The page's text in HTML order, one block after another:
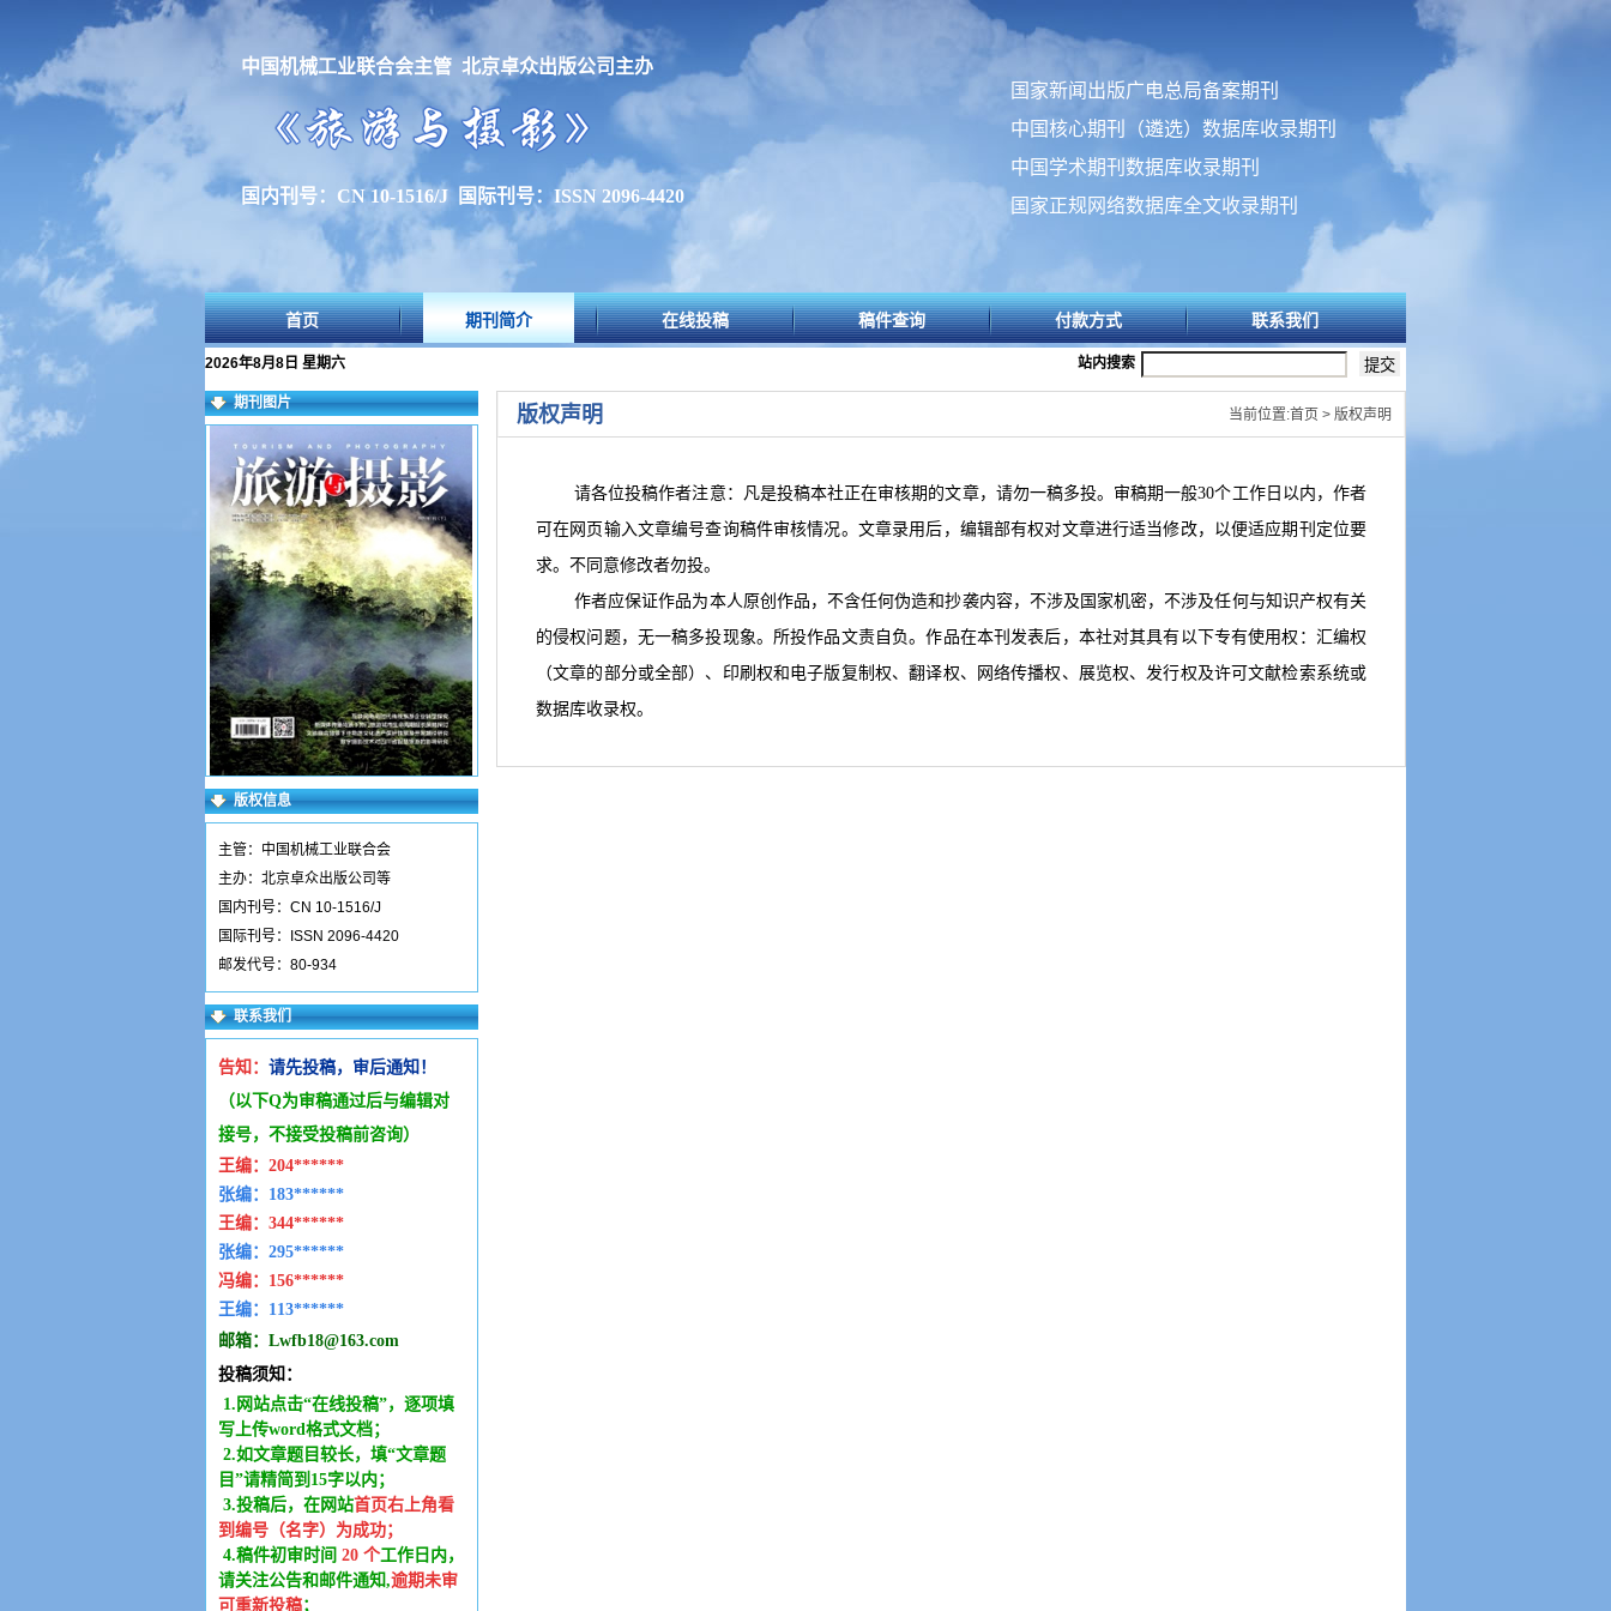
中国机械工业联合会主管 北京卓众出版公司主办
国内刊号：CN 10-1516/J 国际刊号：ISSN 2096-4420
国家新闻出版广电总局备案期刊
中国核心期刊（遴选）数据库收录期刊
中国学术期刊数据库收录期刊
国家正规网络数据库全文收录期刊
首页 期刊简介 在线投稿 稿件查询 付款方式 联系我们
2026年8月8日 星期六 站内搜索
期刊图片
版权信息
主管：中国机械工业联合会
主办：北京卓众出版公司等
国内刊号：CN 10-1516/J
国际刊号：ISSN 2096-4420
邮发代号：80-934
联系我们
告知： 请先投稿，审后通知！
（以下Q为审稿通过后与编辑对
接号，不接受投稿前咨询）
王编： 204******
张编：183******
王编： 344******
张编：295******
冯编： 156******
王编： 113******
邮箱： Lwfb18@163.com
投稿须知：
1.网站点击“在线投稿”，逐项填
写上传word格式文档；
2.如文章题目较长，填“文章题
目”请精简到15字以内；
3.投稿后，在网站首页右上角看
到编号（名字）为成功；
4.稿件初审时间 20 个工作日内 ，
请关注公告和邮件通知,逾期未审
可重新投稿；
版权声明 当前位置:首页 > 版权声明
请各位投稿作者注意：凡是投稿本社正在审核期的文章，请勿一稿多投。审稿期一般30个工作日以内，作者
可在网页输入文章编号查询稿件审核情况。文章录用后，编辑部有权对文章进行适当修改，以便适应期刊定位要
求。不同意修改者勿投。
作者应保证作品为本人原创作品，不含任何伪造和抄袭内容，不涉及国家机密，不涉及任何与知识产权有关
的侵权问题，无一稿多投现象。所投作品文责自负。作品在本刊发表后，本社对其具有以下专有使用权：汇编权
（文章的部分或全部）、印刷权和电子版复制权、翻译权、网络传播权、展览权、发行权及许可文献检索系统或
数据库收录权。